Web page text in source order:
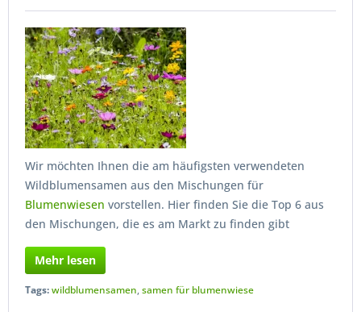
Wir möchten Ihnen die am häufigsten verwendeten
Wildblumensamen aus den Mischungen für
Blumenwiesen vorstellen. Hier finden Sie die Top 6 aus
den Mischungen, die es am Markt zu finden gibt
Mehr lesen
Tags:wildblumensamen,samen für blumenwiese